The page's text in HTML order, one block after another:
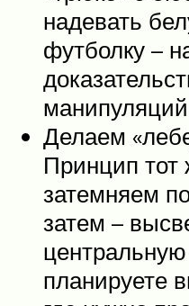
надевать
футболку –
Делаем
Принцип
затемняем
затем –
планируете